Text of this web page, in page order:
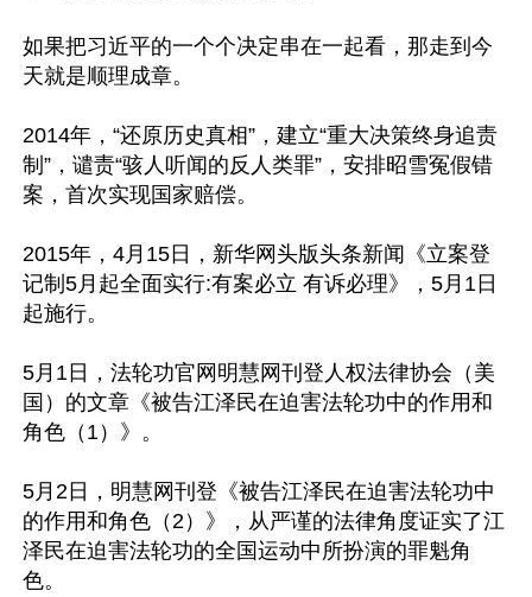
如果把习近平的一个个决定串在一起看，那走到今
天就是顺理成章。
2014年，“还原历史真相”，建立“重大决策终身追责
制”，谴责“骇人听闻的反人类罪”，安排昭雪冤假错
案，首次实现国家赔偿。
2015年，4月15日，新华网头版头条新闻《立案登
记制5月起全面实行:有案必立 有诉必理》，5月1日
起施行。
5月1日，法轮功官网明慧网刊登人权法律协会（美
国）的文章《被告江泽民在迫害法轮功中的作用和
角色（1）》。
5月2日，明慧网刊登《被告江泽民在迫害法轮功中
的作用和角色（2）》，从严谨的法律角度证实了江
泽民在迫害法轮功的全国运动中所扮演的罪魁角
色。